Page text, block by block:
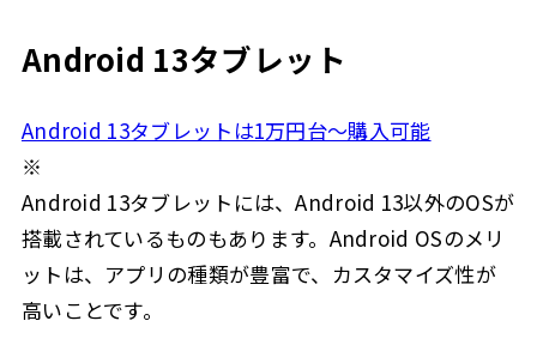
Android 13タブレット
Android 13タブレットは1万円台～購入可能
※
Android 13タブレットには、Android 13以外のOSが
搭載されているものもあります。Android OSのメリ
ットは、アプリの種類が豊富で、カスタマイズ性が
高いことです。